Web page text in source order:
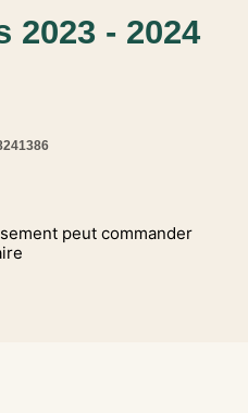
2023 - 2024
peut commander